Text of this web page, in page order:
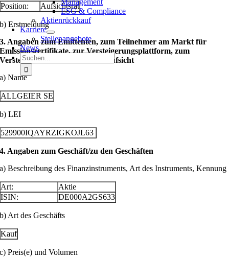
Management
ESG & Compliance
Aktienrückkauf
Karriere
Stellenangebote
News
Suche
nach:
Position: Aufsichtsrat
b) Erstmeldung
3. Angaben zum Emittenten, zum Teilnehmer am Markt für
Emissionszertifikate, zur Versteigerungsplattform, zum
Versteigerer oder zur Auktionsaufsicht
a) Name
ALLGEIER SE
b) LEI
529900IQAYRZIGKOJL63
4. Angaben zum Geschäft/zu den Geschäften
a) Beschreibung des Finanzinstruments, Art des Instruments, Kennung
Art:
Aktie
ISIN:
DE000A2GS633
b) Art des Geschäfts
Kauf
c) Preis(e) und Volumen